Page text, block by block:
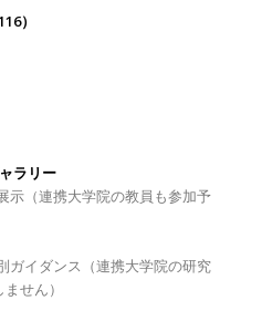
）
ラリー
（連携大学院の教員も参加予
イダンス（連携大学院の研究
せん）